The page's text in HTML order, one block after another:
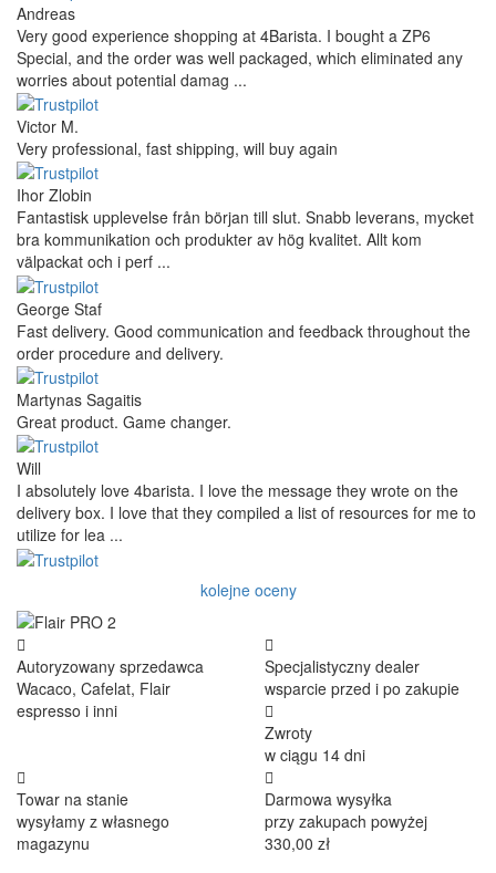
Andreas
Very good experience shopping at 4Barista. I bought a ZP6
Special, and the order was well packaged, which eliminated any
worries about potential damag ...
Victor M.
Very professional, fast shipping, will buy again
Ihor Zlobin
Fantastisk upplevelse från början till slut. Snabb leverans, mycket
bra kommunikation och produkter av hög kvalitet. Allt kom
välpackat och i perf ...
George Staf
Fast delivery. Good communication and feedback throughout the
order procedure and delivery.
Martynas Sagaitis
Great product. Game changer.
Will
I absolutely love 4barista. I love the message they wrote on the
delivery box. I love that they compiled a list of resources for me to
utilize for lea ...
kolejne oceny
Autoryzowany sprzedawca
Wacaco, Cafelat, Flair
espresso i inni
Specjalistyczny dealer
wsparcie przed i po zakupie
Zwroty
w ciągu 14 dni
Towar na stanie
wysyłamy z własnego
magazynu
Darmowa wysyłka
przy zakupach powyżej
330,00 zł